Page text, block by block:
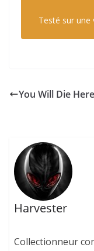
Testé sur une
You Will Die
Harvester
Collectionneur